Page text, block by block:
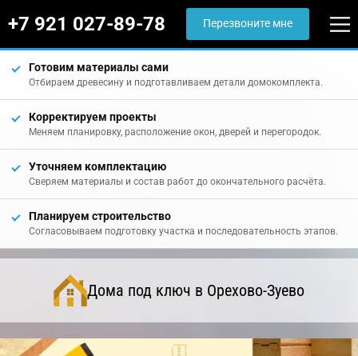
+7 921 027-89-78 Перезвоните мне
Готовим материалы сами
Отбираем древесину и подготавливаем детали домокомплекта.
Корректируем проекты
Меняем планировку, расположение окон, дверей и перегородок.
Уточняем комплектацию
Сверяем материалы и состав работ до окончательного расчёта.
Планируем строительство
Согласовываем подготовку участка и последовательность этапов.
Дома под ключ в Орехово-Зуево